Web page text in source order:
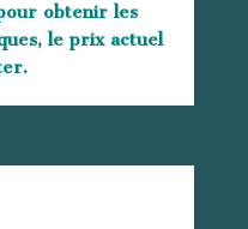
obtenir les
le prix actuel